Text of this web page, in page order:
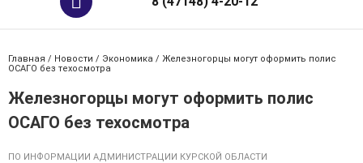
Главная / Новости / Экономика / Железногорцы могут оформить полис
ОСАГО без техосмотра
Железногорцы могут оформить полис
ОСАГО без техосмотра
ПО ИНФОРМАЦИИ АДМИНИСТРАЦИИ КУРСКОЙ ОБЛАСТИ